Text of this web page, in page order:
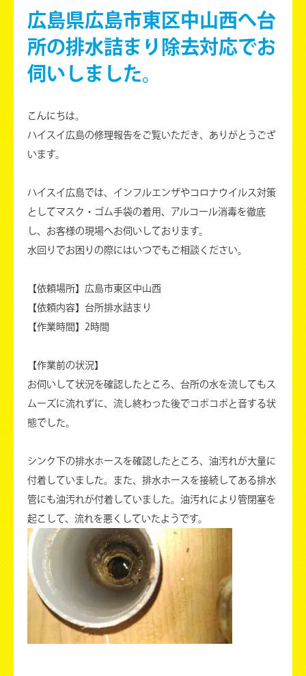
広島県広島市東区中山西へ台
所の排水詰まり除去対応でお
伺いしました。
こんにちは。
ハイスイ広島の修理報告をご覧いただき、ありがとうござ
います。
ハイスイ広島では、インフルエンザやコロナウイルス対策
としてマスク・ゴム手袋の着用、アルコール消毒を徹底
し、お客様の現場へお伺いしております。
水回りでお困りの際にはいつでもご相談ください。
【依頼場所】広島市東区中山西
【依頼内容】台所排水詰まり
【作業時間】2時間
【作業前の状況】
お伺いして状況を確認したところ、台所の水を流してもス
ムーズに流れずに、流し終わった後でコポコポと音する状
態でした。
シンク下の排水ホースを確認したところ、油汚れが大量に
付着していました。また、排水ホースを接続してある排水
管にも油汚れが付着していました。油汚れにより管閉塞を
起こして、流れを悪くしていたようです。